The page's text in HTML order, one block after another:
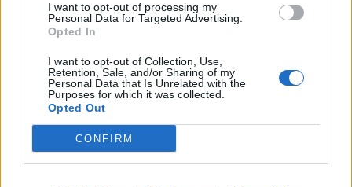
I want to opt-out of processing my
Personal Data for Targeted Advertising.
Opted In
I want to opt-out of Collection, Use,
Retention, Sale, and/or Sharing of my
Personal Data that Is Unrelated with the
Purposes for which it was collected.
Opted Out
CONFIRM